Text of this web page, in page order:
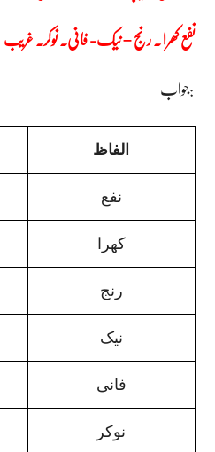
نفع کھرا ۔ رنج – نیک- فانی۔ نوکر۔ غریب
جواب:
الفاظ
نفع
کھرا
رنج
نیک
فانی
نوکر